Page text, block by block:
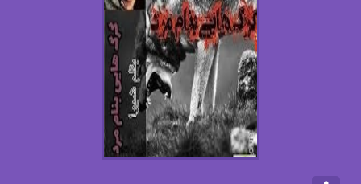
اصغر زاده
اکرم محمدی
الف صاد
الکساندر دوما
الناز پاکپور‌
الناز محمدی